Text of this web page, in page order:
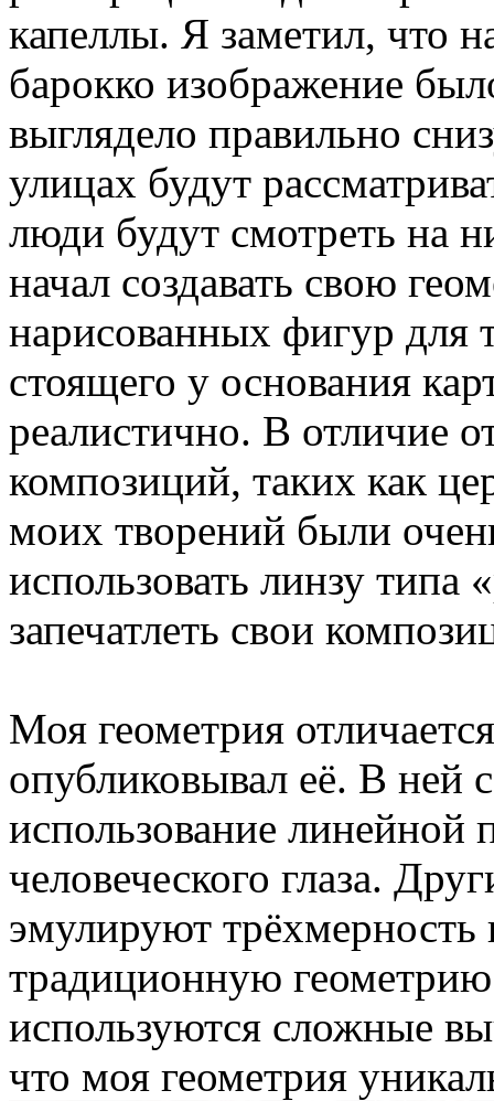
капеллы. Я заметил, что
барокко изображение
выглядело правильно
улицах будут
люди будут смотреть на
начал создавать свою
нарисованных фигур для
стоящего у основания
реалистично. В отличие
композиций, таких как
моих творений были
использовать линзу типа
запечатлеть свои
Моя геометрия
опубликовывал её. В ней
использование линейной
человеческого глаза.
эмулируют трёхмерность
традиционную геометрию
используются сложные
что моя геометрия